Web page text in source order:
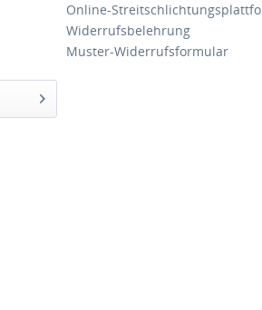
Online-
Widerrufsbelehrung
Muster-Widerrufsformular